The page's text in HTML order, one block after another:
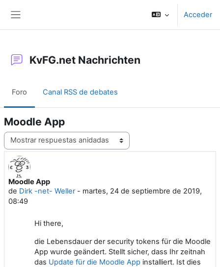
Acceder
KvFG.net Nachrichten
Foro Canal RSS de debates
Moodle App
Mostrar modo
Moodle App
de Dirk -net- Weller- martes, 24 de septiembre de 2019,
08:49
Número de respuestas: 0
Hi there,
die Lebensdauer der security tokens für die Moodle
App wurde geändert. Stellt sicher, dass Ihr zeitnah
das Update für die Moodle App installiert. Ist dies